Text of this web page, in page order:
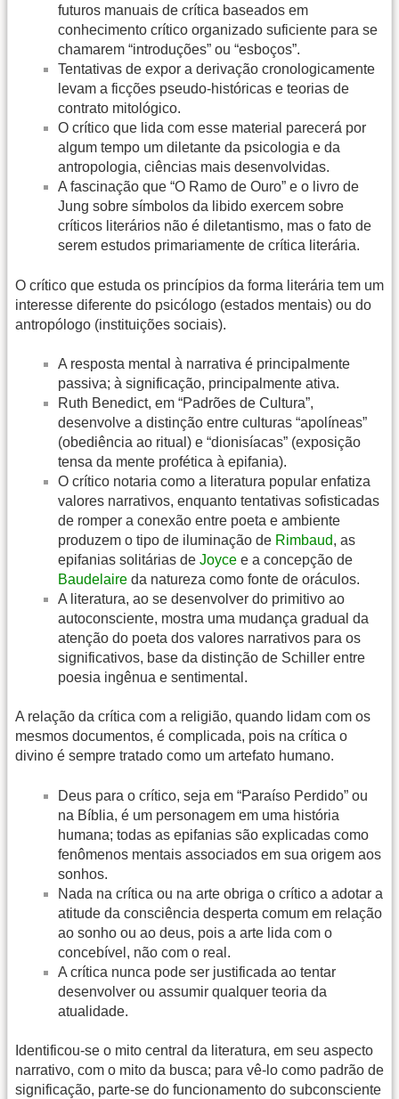
futuros manuais de crítica baseados em
conhecimento crítico organizado suficiente para se
chamarem “introduções” ou “esboços”.
Tentativas de expor a derivação cronologicamente
levam a ficções pseudo-históricas e teorias de
contrato mitológico.
O crítico que lida com esse material parecerá por
algum tempo um diletante da psicologia e da
antropologia, ciências mais desenvolvidas.
A fascinação que “O Ramo de Ouro” e o livro de
Jung sobre símbolos da libido exercem sobre
críticos literários não é diletantismo, mas o fato de
serem estudos primariamente de crítica literária.
O crítico que estuda os princípios da forma literária tem um
interesse diferente do psicólogo (estados mentais) ou do
antropólogo (instituições sociais).
A resposta mental à narrativa é principalmente
passiva; à significação, principalmente ativa.
Ruth Benedict, em “Padrões de Cultura”,
desenvolve a distinção entre culturas “apolíneas”
(obediência ao ritual) e “dionisíacas” (exposição
tensa da mente profética à epifania).
O crítico notaria como a literatura popular enfatiza
valores narrativos, enquanto tentativas sofisticadas
de romper a conexão entre poeta e ambiente
produzem o tipo de iluminação de Rimbaud, as
epifanias solitárias de Joyce e a concepção de
Baudelaire da natureza como fonte de oráculos.
A literatura, ao se desenvolver do primitivo ao
autoconsciente, mostra uma mudança gradual da
atenção do poeta dos valores narrativos para os
significativos, base da distinção de Schiller entre
poesia ingênua e sentimental.
A relação da crítica com a religião, quando lidam com os
mesmos documentos, é complicada, pois na crítica o
divino é sempre tratado como um artefato humano.
Deus para o crítico, seja em “Paraíso Perdido” ou
na Bíblia, é um personagem em uma história
humana; todas as epifanias são explicadas como
fenômenos mentais associados em sua origem aos
sonhos.
Nada na crítica ou na arte obriga o crítico a adotar a
atitude da consciência desperta comum em relação
ao sonho ou ao deus, pois a arte lida com o
concebível, não com o real.
A crítica nunca pode ser justificada ao tentar
desenvolver ou assumir qualquer teoria da
atualidade.
Identificou-se o mito central da literatura, em seu aspecto
narrativo, com o mito da busca; para vê-lo como padrão de
significação, parte-se do funcionamento do subconsciente